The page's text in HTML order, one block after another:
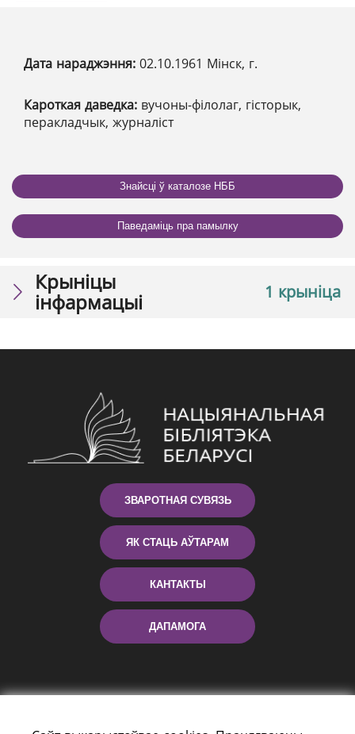
Дата нараджэння: 02.10.1961 Мінск, г.
Кароткая даведка: вучоны-філолаг, гісторык,
перакладчык, журналіст
Знайсці ў каталозе НББ
Паведаміць пра памылку
1 крыніца
Крыніцы
інфармацыі
ЗВАРОТНАЯ СУВЯЗЬ
ЯК СТАЦЬ АЎТАРАМ
КАНТАКТЫ
ДАПАМОГА